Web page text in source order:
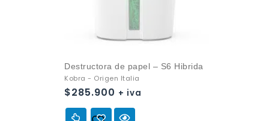
Destructora de papel – S6 Hibrida
Kobra - Origen Italia
$285.900 + iva